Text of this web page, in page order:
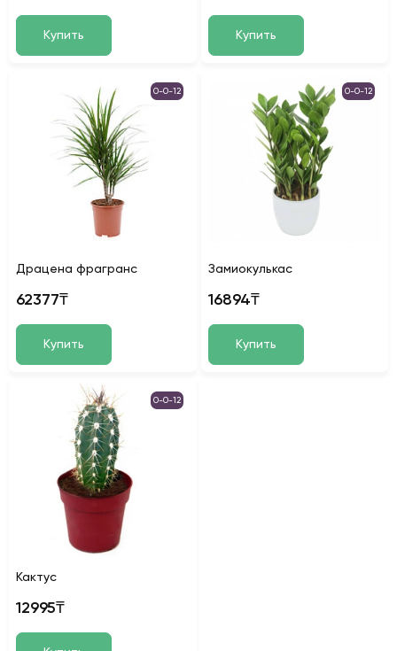
Купить Купить
0-0-12
Драцена фрагранс
62377₸
Купить
0-0-12
Замиокулькас
16894₸
Купить
0-0-12
Кактус
12995₸